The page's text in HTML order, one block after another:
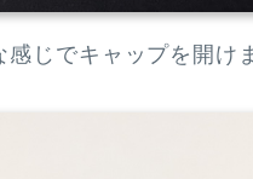
じでキャップを開け